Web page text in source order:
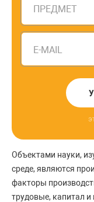
ПРЕДМЕТ
E-MAIL
Объектами науки,
среде, являются
факторы
трудовые, капитал